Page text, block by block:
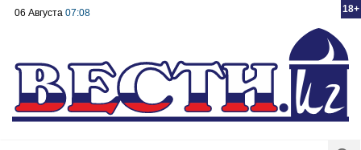
18+
06 Августа 07:08